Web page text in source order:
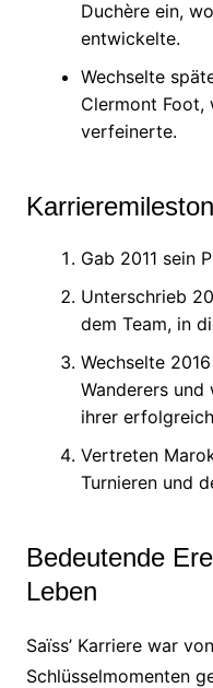
Duchère ein,
entwickelte.
Wechselte
Clermont Foot,
verfeinerte.
Gab 2011 sein
Unterschrieb
dem Team, in
Wechselte
Wanderers und
ihrer
Vertreten
Turnieren und
Bedeutende
Leben
Saïss’ Karriere war
Schlüsselmomenten